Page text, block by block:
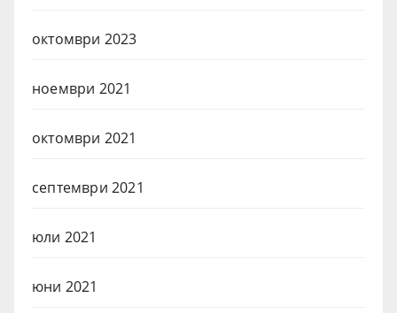
октомври 2023
ноември 2021
октомври 2021
септември 2021
юли 2021
юни 2021